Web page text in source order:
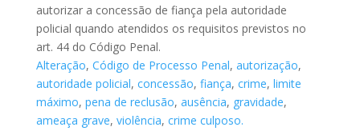
autorizar a concessão de fiança pela autoridade
policial quando atendidos os requisitos previstos no
art. 44 do Código Penal.
Alteração, Código de Processo Penal, autorização,
autoridade policial, concessão, fiança, crime, limite
máximo, pena de reclusão, ausência, gravidade,
ameaça grave, violência, crime culposo.